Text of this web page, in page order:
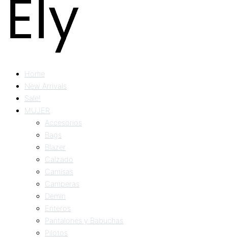
Home
New Arrivals
Sale!
MUJER
Accesorios
Bags
Blazer
Calzado
Camisas
Camperas
Demin
Enteros
Pantalones y Babuchas
Pilotos